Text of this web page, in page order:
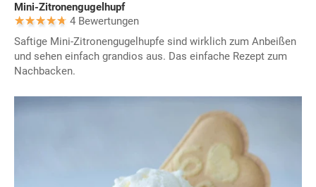
Mini-Zitronengugelhupf
4 Bewertungen
Saftige Mini-Zitronengugelhupfe sind wirklich zum Anbeißen
und sehen einfach grandios aus. Das einfache Rezept zum
Nachbacken.